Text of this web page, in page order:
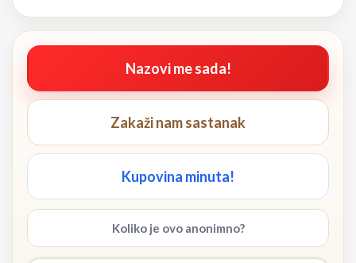
Nazovi me sada!
Zakaži nam sastanak
Kupovina minuta!
Koliko je ovo anonimno?